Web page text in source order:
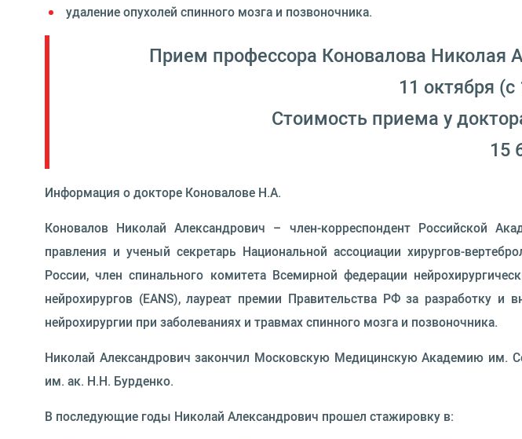
удаление опухолей спинного мозга и позвоночника.
Прием профессора Коновалова Николая
11 октября
Стоимость приема у
15
Информация о докторе Коновалове Н.А.
Коновалов Николай Александрович – член-корреспондент Российской
правления и ученый секретарь Национальной ассоциации хирургов-
России, член спинального комитета Всемирной федерации
нейрохирургов (EANS), лауреат премии Правительства РФ за разработку
нейрохирургии при заболеваниях и травмах спинного мозга и позвоночника.
Николай Александрович закончил Московскую Медицинскую Академию им.
им. ак. Н.Н. Бурденко.
В последующие годы Николай Александрович прошел стажировку в: